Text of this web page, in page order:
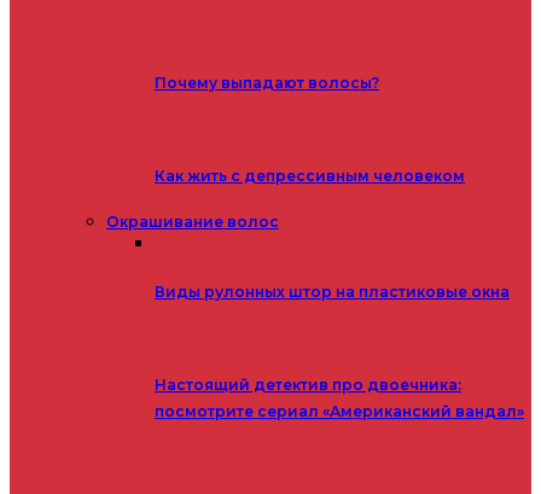
Почему выпадают волосы?
Как жить с депрессивным человеком
Окрашивание волос
Виды рулонных штор на пластиковые окна
Настоящий детектив про двоечника:
посмотрите сериал «Американский вандал»